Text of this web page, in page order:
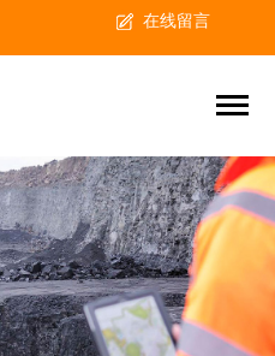
在线留言